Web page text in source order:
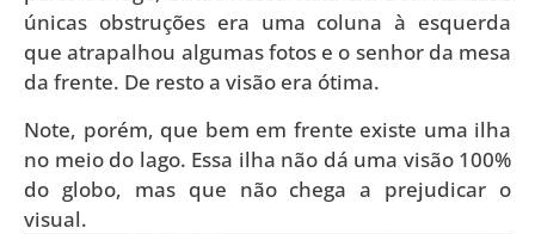
únicas obstruções era uma coluna à esquerda
que atrapalhou algumas fotos e o senhor da mesa
da frente. De resto a visão era ótima.
Note, porém, que bem em frente existe uma ilha
no meio do lago. Essa ilha não dá uma visão 100%
do globo, mas que não chega a prejudicar o
visual.